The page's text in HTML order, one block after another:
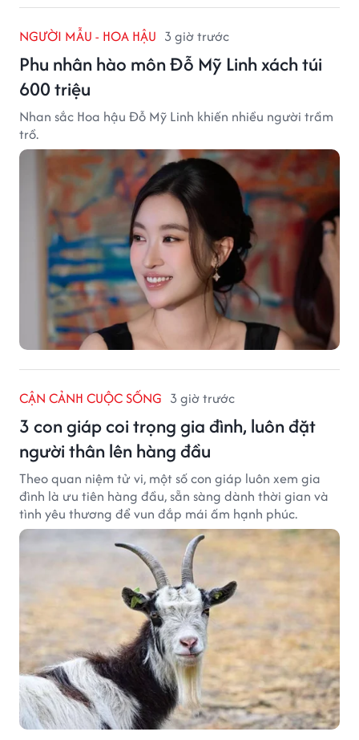
NGƯỜI MẪU - HOA HẬU 3 giờ trước
Phu nhân hào môn Đỗ Mỹ Linh xách túi
600 triệu
Nhan sắc Hoa hậu Đỗ Mỹ Linh khiến nhiều người trầm
trồ.
CẬN CẢNH CUỘC SỐNG 3 giờ trước
3 con giáp coi trọng gia đình, luôn đặt
người thân lên hàng đầu
Theo quan niệm tử vi, một số con giáp luôn xem gia
đình là ưu tiên hàng đầu, sẵn sàng dành thời gian và
tình yêu thương để vun đắp mái ấm hạnh phúc.